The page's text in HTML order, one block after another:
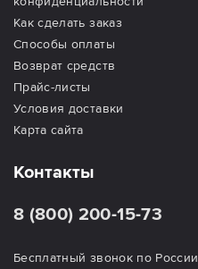
Как сделать заказ
Способы оплаты
Возврат средств
Прайс-листы
Условия доставки
Карта сайта
Контакты
8 (800) 200-15-73
Бесплатный звонок по России